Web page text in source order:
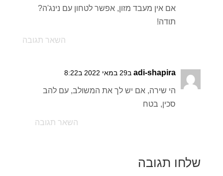
אם אין מעבד מזון, אפשר לטחון עם נינג'ה?
תודה!
השאר תגובה
adi-shapira ב29 במאי 2022 ב8:22
הי שירה, אם יש לך את המשולב, עם להב
סכין, בטח
השאר תגובה
שלחו תגובה